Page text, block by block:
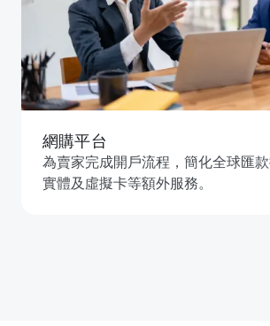
網購平台
為賣家完成開戶流程，簡化全球匯
實體及虛擬卡等額外服務。